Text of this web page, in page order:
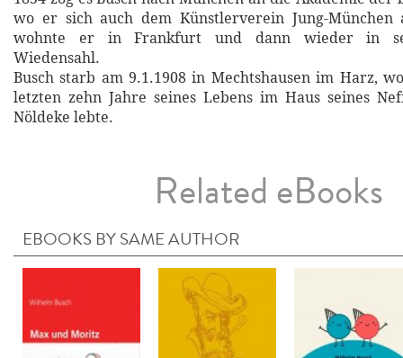
wo er sich auch dem Künstlerverein Jung-München
wohnte er in Frankfurt und dann wieder in
Wiedensahl.
Busch starb am 9.1.1908 in Mechtshausen im Harz,
letzten zehn Jahre seines Lebens im Haus seines
Nöldeke lebte.
Related eBooks
EBOOKS BY SAME AUTHOR